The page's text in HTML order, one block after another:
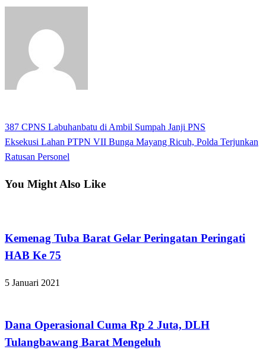
Navigasi
pos
Previous
Post
387 CPNS Labuhanbatu di Ambil Sumpah Janji PNS
Next
Post
Eksekusi Lahan PTPN VII Bunga Mayang Ricuh, Polda Terjunkan
Ratusan Personel
You Might Also Like
Kemenag Tuba Barat Gelar Peringatan Peringati
HAB Ke 75
5 Januari 2021
Dana Operasional Cuma Rp 2 Juta, DLH
Tulangbawang Barat Mengeluh